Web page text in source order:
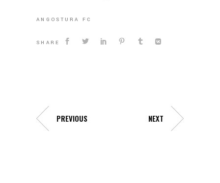
ANGOSTURA FC
SHARE
PREVIOUS NEXT